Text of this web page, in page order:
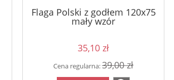
Flaga Polski z godłem 120x75
mały wzór
35,10 zł
Cena regularna:39,00 zł